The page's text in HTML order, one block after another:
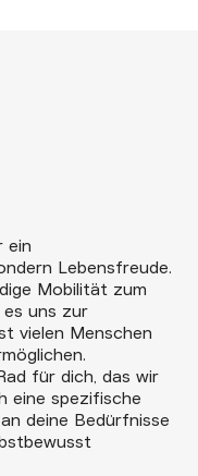
ein
Lebensfreude.
Mobilität zum
uns zur
vielen Menschen
für dich, das wir
eine spezifische
deine Bedürfnisse